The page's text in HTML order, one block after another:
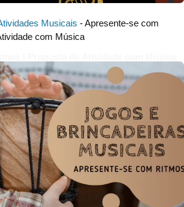
Musicais -Apresente-se com
com Música